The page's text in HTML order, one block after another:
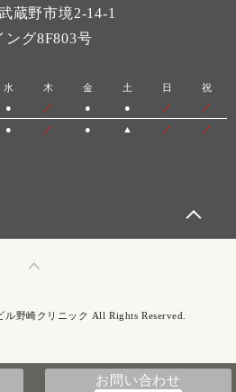
お問い合わせ
蔵野市境2-14-1
ング8F803号
水 木 金 土 日
祝
● ／ ● ● ／
／
● ／ ● ▲ ／ ／
野崎クリニック All Rights Reserved.